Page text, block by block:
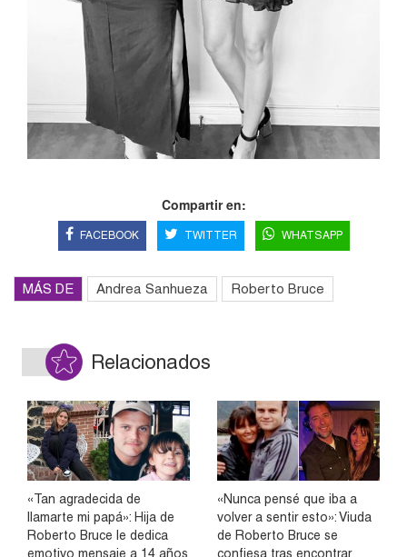
Compartir en:
FACEBOOK TWITTER WHATSAPP
MÁS DE Andrea Sanhueza Roberto Bruce
Relacionados
«Tan agradecida de
llamarte mi papá»: Hija de
Roberto Bruce le dedica
emotivo mensaje a 14 años
«Nunca pensé que iba a
volver a sentir esto»: Viuda
de Roberto Bruce se
confiesa tras encontrar